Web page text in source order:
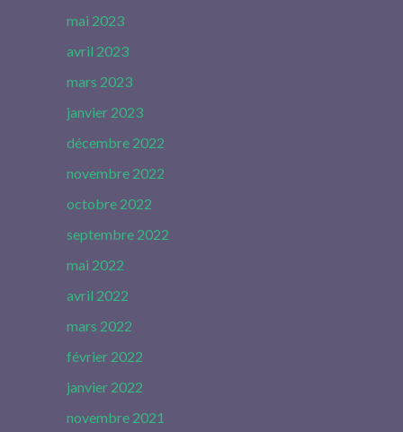
mai 2023
avril 2023
mars 2023
janvier 2023
décembre 2022
novembre 2022
octobre 2022
septembre 2022
mai 2022
avril 2022
mars 2022
février 2022
janvier 2022
novembre 2021